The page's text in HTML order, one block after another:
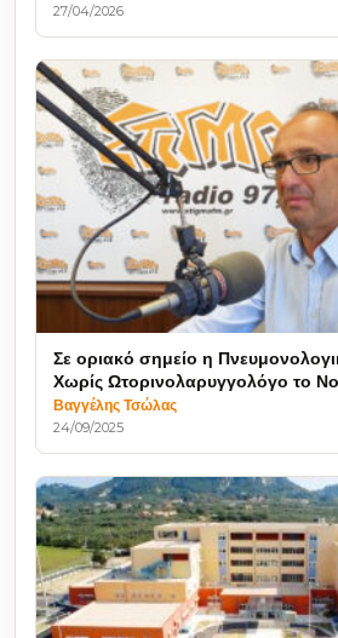
27/04/2026
Σε οριακό σημείο η
Χωρίς Ωτορινολαρυγγολόγο το
Βαγγέλης Τσώλας
24/09/2025